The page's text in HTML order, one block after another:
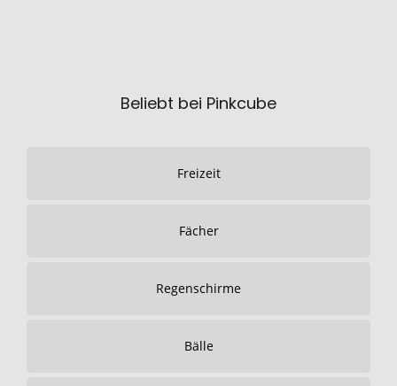
Beliebt bei Pinkcube
Freizeit
Fächer
Regenschirme
Bälle